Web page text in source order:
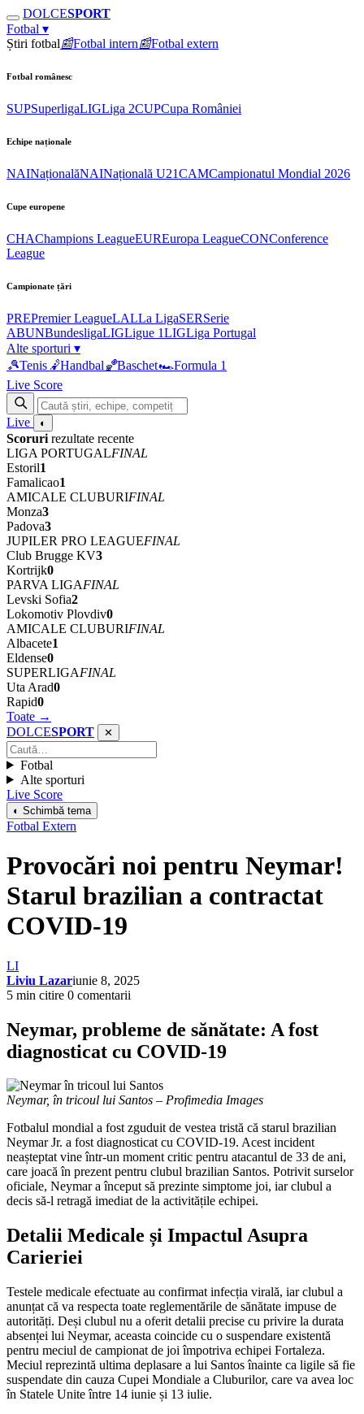
DOLCESPORT
Fotbal ▾
Știri fotbal📰Fotbal intern📰Fotbal extern
Fotbal românesc
SUPSuperligaLIGLiga 2CUPCupa României
Echipe naționale
NAINaționalăNAINațională U21CAMCampionatul Mondial 2026
Cupe europene
CHAChampions LeagueEUREuropa LeagueCONConference
League
Campionate țări
PREPremier LeagueLALLa LigaSERSerie
ABUNBundesligaLIGLigue 1LIGLiga Portugal
Alte sporturi ▾
🎾Tenis 🤾Handbal🏀Baschet🏎Formula 1
Live Score
Live ◐
Scoruri rezultate recente
LIGA PORTUGALFINAL
Estoril1
Famalicao1
AMICALE CLUBURIFINAL
Monza3
Padova3
JUPILER PRO LEAGUEFINAL
Club Brugge KV3
Kortrijk0
PARVA LIGAFINAL
Levski Sofia2
Lokomotiv Plovdiv0
AMICALE CLUBURIFINAL
Albacete1
Eldense0
SUPERLIGAFINAL
Uta Arad0
Rapid0
Toate →
DOLCESPORT ✕
Fotbal
Alte sporturi
Live Score
◐ Schimbă tema
Fotbal Extern
Provocări noi pentru Neymar!
Starul brazilian a contractat
COVID-19
LI
Liviu Lazariunie 8, 2025
5 min citire 0 comentarii
Neymar, probleme de sănătate: A fost
diagnosticat cu COVID-19
Neymar, în tricoul lui Santos – Profimedia Images
Fotbalul mondial a fost zguduit de vestea tristă că starul brazilian
Neymar Jr. a fost diagnosticat cu COVID-19. Acest incident
neașteptat vine într-un moment critic pentru atacantul de 33 de ani,
care joacă în prezent pentru clubul brazilian Santos. Potrivit surselor
oficiale, Neymar a început să prezinte simptome joi, iar clubul a
decis să-l retragă imediat de la activitățile echipei.
Detalii Medicale și Impactul Asupra
Carieriei
Testele medicale efectuate au confirmat infecția virală, iar clubul a
anunțat că va respecta toate reglementările de sănătate impuse de
autorități. Deși clubul nu a oferit detalii precise cu privire la durata
absenței lui Neymar, aceasta coincide cu o suspendare existentă
pentru meciul de campionat de joi împotriva echipei Fortaleza.
Meciul reprezintă ultima deplasare a lui Santos înainte ca ligile să fie
suspendate din cauza Cupei Mondiale a Cluburilor, care va avea loc
în Statele Unite între 14 iunie și 13 iulie.